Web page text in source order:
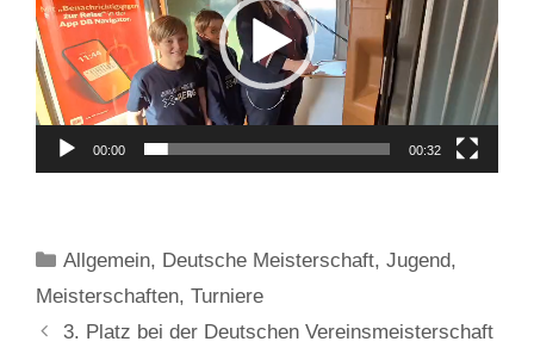
00:00 00:32
Kategorien
Allgemein, Deutsche Meisterschaft,Jugend,
Meisterschaften, Turniere
3. Platz bei der Deutschen Vereinsmeisterschaft